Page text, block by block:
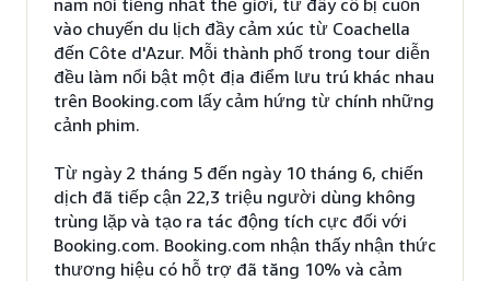
vào chuyến du lịch đầy cảm xúc từ Coachella
đến Côte d'Azur. Mỗi thành phố trong tour diễn
đều làm nổi bật một địa điểm lưu trú khác nhau
trên Booking.com lấy cảm hứng từ chính những
cảnh phim.
Từ ngày 2 tháng 5 đến ngày 10 tháng 6, chiến
dịch đã tiếp cận 22,3 triệu người dùng không
trùng lặp và tạo ra tác động tích cực đối với
Booking.com. Booking.com nhận thấy nhận thức
thương hiệu có hỗ trợ đã tăng 10% và cảm